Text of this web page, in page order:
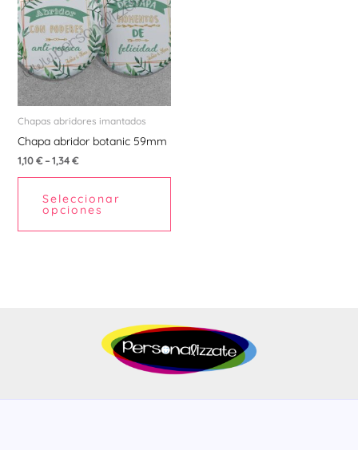
Chapas abridores imantados
Chapa abridor botanic 59mm
1,10€–1,34€
Seleccionar
opciones
múltiples
variantes.
Las
opciones
se
la